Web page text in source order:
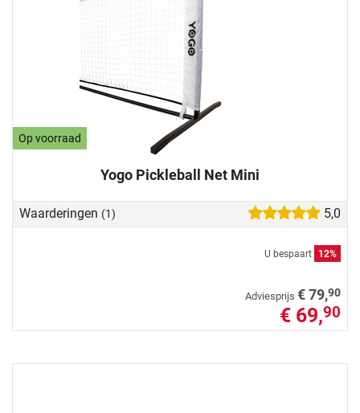
Op voorraad
Yogo Pickleball Net Mini
Waarderingen (1) 5,0
U bespaart 12%
Adviesprijs € 79,90
€ 69,90